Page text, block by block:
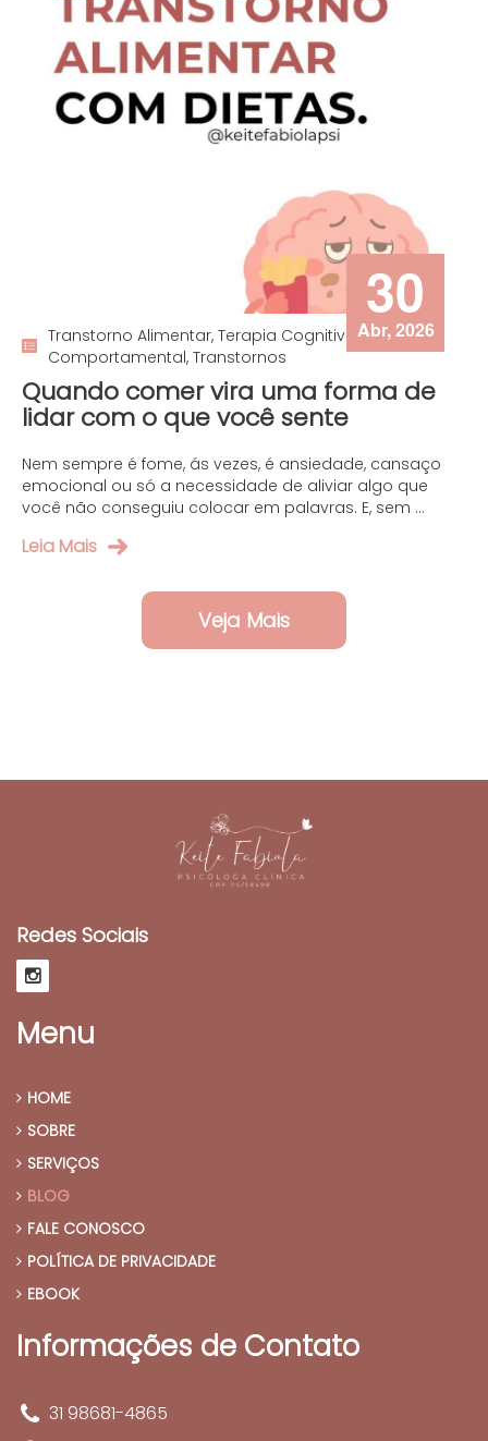
30
Abr, 2026
Transtorno Alimentar, Terapia Cognitivo
Comportamental, Transtornos
Quando comer vira uma forma de
lidar com o que você sente
Nem sempre é fome, ás vezes, é ansiedade, cansaço
emocional ou só a necessidade de aliviar algo que
você não conseguiu colocar em palavras. E, sem ...
Leia Mais
Veja Mais
Redes Sociais
Menu
HOME
SOBRE
SERVIÇOS
BLOG
FALE CONOSCO
POLÍTICA DE PRIVACIDADE
EBOOK
Informações de Contato
31 98681-4865